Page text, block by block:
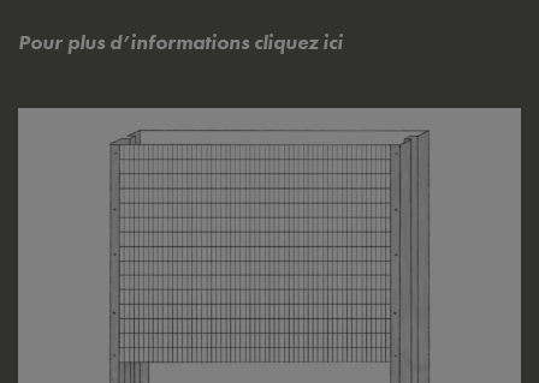
Pour plus d’informations cliquez ici